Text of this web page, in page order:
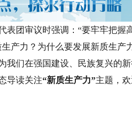
团审议时强调：“要牢牢把握
产力？为什么要发展新质生产
我们在强国建设、民族复兴的
导读关注“新质生产力”主题，